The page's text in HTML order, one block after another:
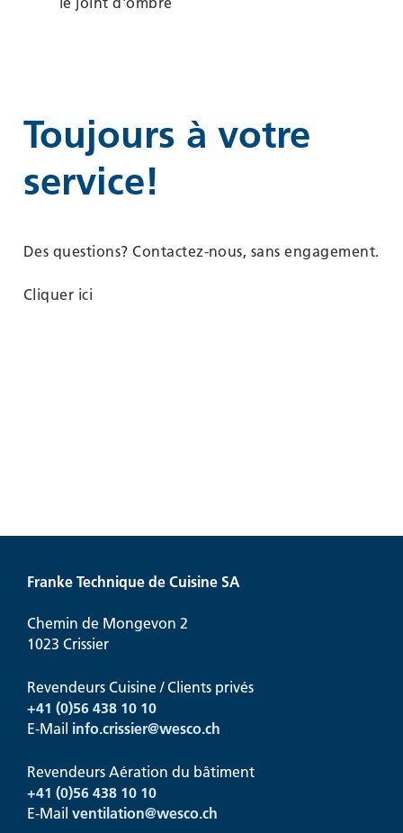
Toujours à votre
service!
Des questions? Contactez-nous, sans engagement.
Cliquer ici
Franke Technique de Cuisine SA
Chemin de Mongevon 2
1023 Crissier
Revendeurs Cuisine / Clients privés
+41 (0)56 438 10 10
E-Mail info.crissier@wesco.ch
Revendeurs Aération du bâtiment
+41 (0)56 438 10 10
E-Mail ventilation@wesco.ch